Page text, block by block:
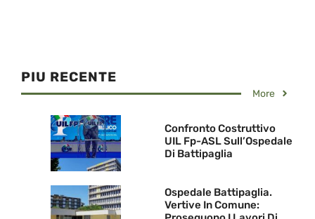
PIU RECENTE
More
Confronto Costruttivo
UIL Fp-ASL Sull’Ospedale
Di Battipaglia
Ospedale Battipaglia.
Vertive In Comune: